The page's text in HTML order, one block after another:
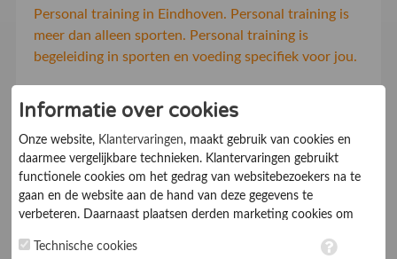
Personal training in Eindhoven. Personal training is
meer dan alleen sporten. Personal training is
begeleiding in sporten en voeding specifiek voor jou.
Mentrainingen.nl
Sportscholen
7.0
Kennismaken met de mensport. Mentrainingen.nl
mensport
Informatie over cookies
Onze website, Klantervaringen, maakt gebruik van cookies en
daarmee vergelijkbare technieken. Klantervaringen gebruikt
functionele cookies om het gedrag van websitebezoekers na te
gaan en de website aan de hand van deze gegevens te
verbeteren. Daarnaast plaatsen derden marketing cookies om
marketing cookies worden persoonsgegevens verwerkt. Je geeft
Technische cookies